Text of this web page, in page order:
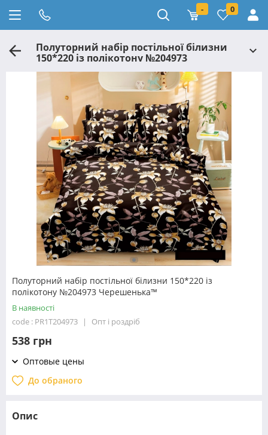
- 0
Полуторний набір постільної білизни
150*220 із полікотону №204973
Черешенька™
Полуторний набір постільної білизни 150*220 із
полікотону №204973 Черешенька™
В наявності
code : PR1T204973
Опт і роздріб
538 грн
Оптовые цены
До обраного
Опис